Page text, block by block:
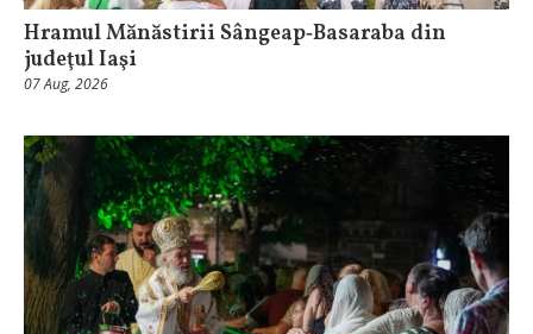
Hramul Mănăstirii Sângeap‑Basaraba din
judeţul Iaşi
07 Aug, 2026